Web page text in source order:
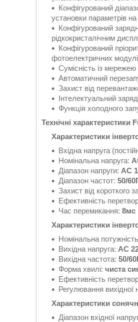
Конфігурований
установки параметрів
Конфігурований
рідкокристалічним
Конфігурований
фотоелектричних
Сумісність із
Автоматичний
Захист від
Інтелектуальний
Функція холодного
Технічні характеристики
Характеристики
Вхідна напруга
Номінальна напруга:
Діапазон напруги: AC
Діапазон частот: 50/
Захист від короткого
Ефективність
Час перемикання: 8мс
Характеристики
Номінальна
Вихідна напруга: AC
Вихідна частота: 50/
Форма хвилі: чиста
Ефективність
Регулювання вихідної
Характеристики
Діапазон вхідної